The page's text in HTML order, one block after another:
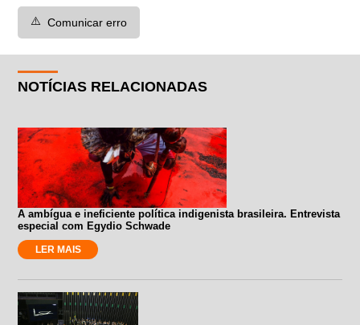
⚠️ Comunicar erro
NOTÍCIAS RELACIONADAS
A ambígua e ineficiente política indigenista brasileira. Entrevista
especial com Egydio Schwade
LER MAIS